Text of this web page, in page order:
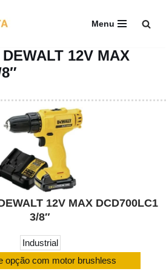
Menu
12V MAX
12V MAX DCD700LC1
3/8″
Industrial
opção com motor brushless